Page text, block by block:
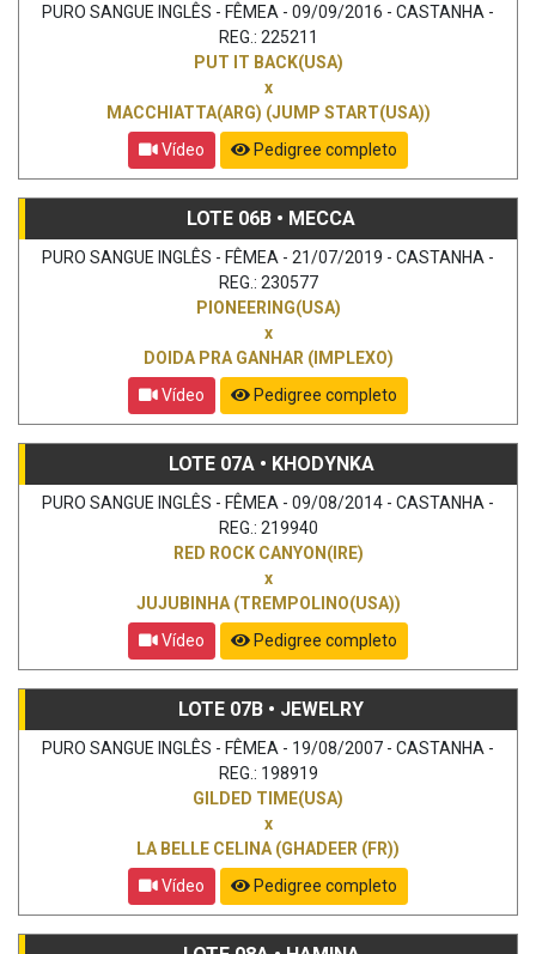
PURO SANGUE INGLÊS - FÊMEA - 09/09/2016 - CASTANHA -
REG.: 225211
PUT IT BACK(USA)
x
MACCHIATTA(ARG) (JUMP START(USA))
Vídeo
Pedigree completo
LOTE 06B • MECCA
PURO SANGUE INGLÊS - FÊMEA - 21/07/2019 - CASTANHA -
REG.: 230577
PIONEERING(USA)
x
DOIDA PRA GANHAR (IMPLEXO)
Vídeo
Pedigree completo
LOTE 07A • KHODYNKA
PURO SANGUE INGLÊS - FÊMEA - 09/08/2014 - CASTANHA -
REG.: 219940
RED ROCK CANYON(IRE)
x
JUJUBINHA (TREMPOLINO(USA))
Vídeo
Pedigree completo
LOTE 07B • JEWELRY
PURO SANGUE INGLÊS - FÊMEA - 19/08/2007 - CASTANHA -
REG.: 198919
GILDED TIME(USA)
x
LA BELLE CELINA (GHADEER (FR))
Vídeo
Pedigree completo